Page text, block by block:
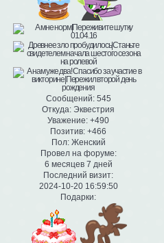
Сообщений:545
Откуда: Эквестрия
Уважение: +490
Позитив: +466
Пол:Женский
Провел на форуме:
6 месяцев 7 дней
Последний визит:
2024-10-20 16:59:50
Подарки: